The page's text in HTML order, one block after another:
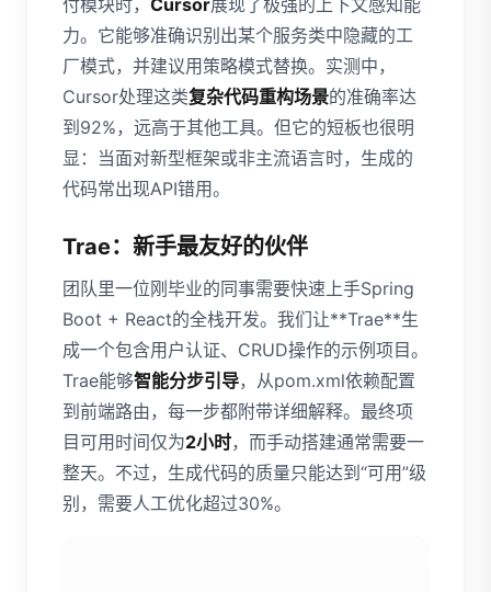
付模块时， Cursor展现了极强的上下文感知能
力。它能够准确识别出某个服务类中隐藏的工
厂模式，并建议用策略模式替换。实测中，
Cursor处理这类复杂代码重构场景的准确率达
到92%，远高于其他工具。但它的短板也很明
显：当面对新型框架或非主流语言时，生成的
代码常出现API错用。
Trae：新手最友好的伙伴
团队里一位刚毕业的同事需要快速上手Spring
Boot + React的全栈开发。我们让**Trae**生
成一个包含用户认证、CRUD操作的示例项目。
Trae能够智能分步引导，从pom.xml依赖配置
到前端路由，每一步都附带详细解释。最终项
目可用时间仅为2小时，而手动搭建通常需要一
整天。不过，生成代码的质量只能达到“可用”级
别，需要人工优化超过30%。